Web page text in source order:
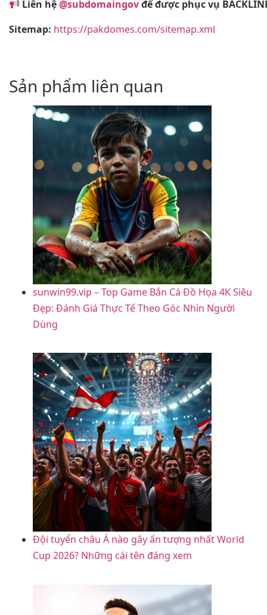
Liên hệ@subdomaingovđể được phục vụ
Sitemap: https://pakdomes.com/sitemap.xml
Sản phẩm liên quan
sunwin99.vip – Top Game Bắn Cá Đồ Họa 4K Siêu
Đẹp: Đánh Giá Thực Tế Theo Góc Nhìn Người
Dùng
Đội tuyển châu Á nào gây ấn tượng nhất World
Cup 2026? Những cái tên đáng xem